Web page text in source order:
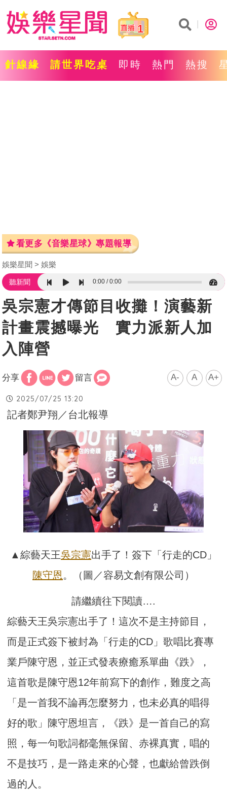
1
針線緣 請世界吃桌 即時 熱門 熱搜
看更多《音樂星球》專題報導
娛樂星聞 娛樂
聽新聞 0:00 0:00
吳宗憲才傳節目收攤！演藝新
計畫震撼曝光 實力派新人加
入陣營
分享 留言 A- A A+
2025/07/25 13:20
記者鄭尹翔／台北報導
▲綜藝天王吳宗憲出手了！簽下「行走的CD」
陳守恩。（圖／容易文創有限公司）
請繼續往下閱讀….
綜藝天王吳宗憲出手了！這次不是主持節目，
而是正式簽下被封為「行走的CD」歌唱比賽專
業戶陳守恩，並正式發表療癒系單曲《跌》，
這首歌是陳守恩12年前寫下的創作，難度之高
「是一首我不論再怎麼努力，也未必真的唱得
好的歌」陳守恩坦言，《跌》是一首自己的寫
照，每一句歌詞都毫無保留、赤裸真實，唱的
不是技巧，是一路走來的心聲，也獻給曾跌倒
過的人。